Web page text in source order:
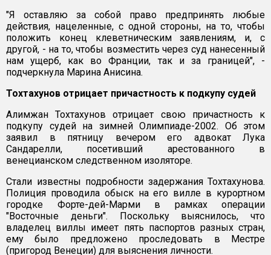
"Я оставляю за собой право предпринять любые
действия, нацеленные, с одной стороны, на то, чтобы
положить конец клеветническим заявлениям, и, с
другой, - на то, чтобы возместить через суд нанесенный
нам ущерб, как во Франции, так и за границей", -
подчеркнула Марина Анисина.
Тохтахунов отрицает причастность к подкупу судей
Алимжан Тохтахунов отрицает свою причастность к
подкупу судей на зимней Олимпиаде-2002. Об этом
заявил в пятницу вечером его адвокат Лука
Сандарелли, посетивший арестованного в
венецианском следственном изоляторе.
Стали известны подробности задержания Тохтахунова.
Полиция проводила обыск на его вилле в курортном
городке Форте-дей-Марми в рамках операции
"Восточные деньги". Поскольку выяснилось, что
владелец виллы имеет пять паспортов разных стран,
ему было предложено проследовать в Местре
(пригород Венеции) для выяснения личности.